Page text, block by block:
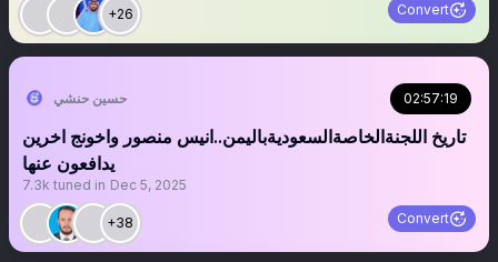
+26 Convert
حسين حنشي 02:57:19
تاريخ اللجنةالخاصةالسعوديةباليمن..انيس منصور واخونج اخرين
يدافعون عنها
7.3k tuned in Dec 5, 2025
+38 Convert